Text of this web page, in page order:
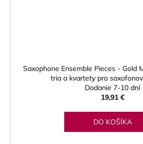
Saxophone Ensemble Pieces - Gold
tria a kvartety pro
Dodanie 7-10 dní
19,91 €
DO KOŠÍKA